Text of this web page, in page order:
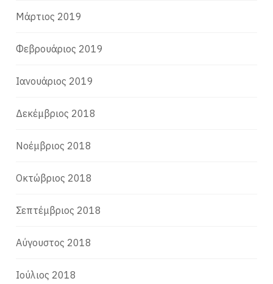
Μάρτιος 2019
Φεβρουάριος 2019
Ιανουάριος 2019
Δεκέμβριος 2018
Νοέμβριος 2018
Οκτώβριος 2018
Σεπτέμβριος 2018
Αύγουστος 2018
Ιούλιος 2018